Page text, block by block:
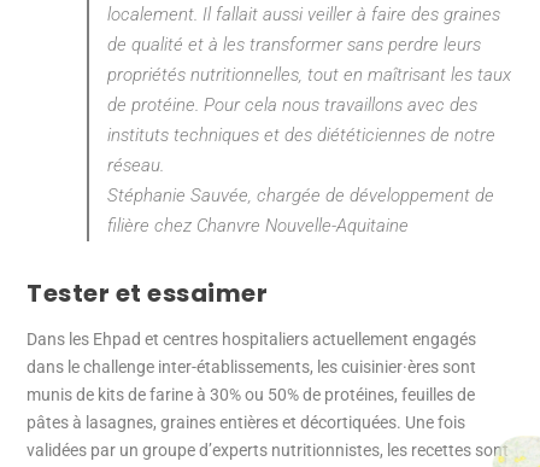
localement. Il fallait aussi veiller à faire des graines
de qualité et à les transformer sans perdre leurs
propriétés nutritionnelles, tout en maîtrisant les taux
de protéine. Pour cela nous travaillons avec des
instituts techniques et des diététiciennes de notre
réseau.
Stéphanie Sauvée, chargée de développement de
filière chez Chanvre Nouvelle-Aquitaine
Tester et essaimer
Dans les Ehpad et centres hospitaliers actuellement engagés
dans le challenge inter-établissements, les cuisinier·ères sont
munis de kits de farine à 30% ou 50% de protéines, feuilles de
pâtes à lasagnes, graines entières et décortiquées. Une fois
validées par un groupe d’experts nutritionnistes, les recettes sont